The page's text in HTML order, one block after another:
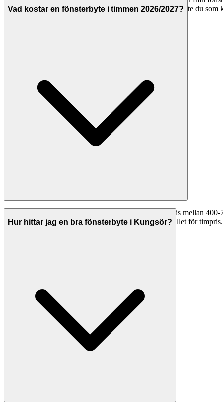
offert. Hantverkarna betalar för att synas på plattformen, inte du som
Vad kostar en fönsterbyte i timmen 2026/2027?
Timpriserna för fönsterbyte i Kungsör varierar vanligtvis mellan
280-490 kr/timme. Många företag erbjuder fast pris istället för
Hur hittar jag en bra fönsterbyte i Kungsör?